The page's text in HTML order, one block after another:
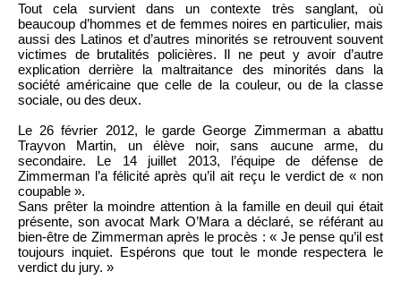
Tout cela survient dans un contexte très sanglant, où
beaucoup d’hommes et de femmes noires en particulier, mais
aussi des Latinos et d’autres minorités se retrouvent souvent
victimes de brutalités policières. Il ne peut y avoir d’autre
explication derrière la maltraitance des minorités dans la
société américaine que celle de la couleur, ou de la classe
sociale, ou des deux.
Le 26 février 2012, le garde George Zimmerman a abattu
Trayvon Martin, un élève noir, sans aucune arme, du
secondaire. Le 14 juillet 2013, l’équipe de défense de
Zimmerman l’a félicité après qu’il ait reçu le verdict de « non
coupable ».
Sans prêter la moindre attention à la famille en deuil qui était
présente, son avocat Mark O’Mara a déclaré, se référant au
bien-être de Zimmerman après le procès : « Je pense qu’il est
toujours inquiet. Espérons que tout le monde respectera le
verdict du jury. »